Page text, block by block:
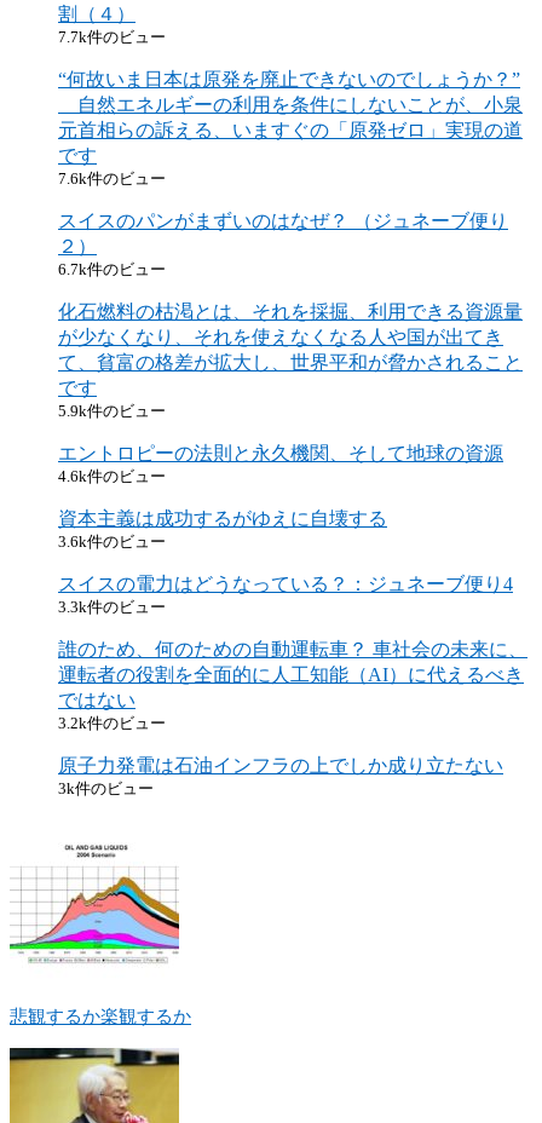
割（４）
7.7k件のビュー
“何故いま日本は原発を廃止できないのでしょうか？”
自然エネルギーの利用を条件にしないことが、小泉
元首相らの訴える、いますぐの「原発ゼロ」実現の道
です
7.6k件のビュー
スイスのパンがまずいのはなぜ？ （ジュネーブ便り
２）
6.7k件のビュー
化石燃料の枯渇とは、それを採掘、利用できる資源量
が少なくなり、それを使えなくなる人や国が出てき
て、貧富の格差が拡大し、世界平和が脅かされること
です
5.9k件のビュー
エントロピーの法則と永久機関、そして地球の資源
4.6k件のビュー
資本主義は成功するがゆえに自壊する
3.6k件のビュー
スイスの電力はどうなっている？：ジュネーブ便り4
3.3k件のビュー
誰のため、何のための自動運転車？ 車社会の未来に、
運転者の役割を全面的に人工知能（AI）に代えるべき
ではない
3.2k件のビュー
原子力発電は石油インフラの上でしか成り立たない
3k件のビュー
悲観するか楽観するか